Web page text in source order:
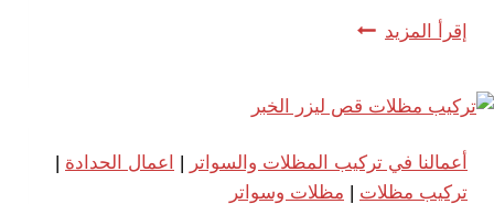
إقرأ المزيد تركيب
الدمام
0533038309
أعمالنا في تركيب المظلات والسواتر | اعمال الحدادة |
تركيب مظلات | مظلات وسواتر